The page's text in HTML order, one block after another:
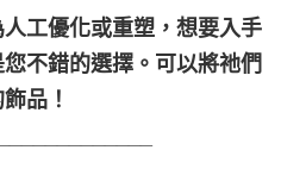
工優化或重塑，想要入手
不錯的選擇。可以將祂們
品！